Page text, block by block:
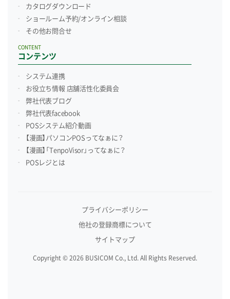
カタログダウンロード
ショールーム予約/オンライン相談
その他お問合せ
コンテンツ
CONTENT
システム連携
お役立ち情報 店舗活性化委員会
弊社代表ブログ
弊社代表facebook
POSシステム紹介動画
【漫画】パソコンPOSってなぁに？
【漫画】「TenpoVisor」ってなぁに？
POSレジとは
プライバシーポリシー
他社の登録商標について
サイトマップ
Copyright © 2026 BUSICOM Co., Ltd. All Rights Reserved.